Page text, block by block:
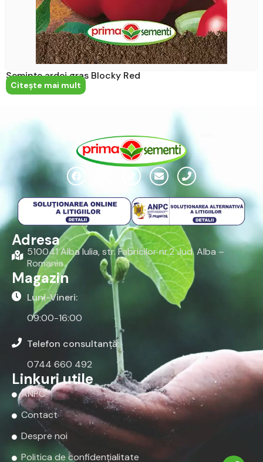
Semințe ardei gras Blocky Red
Citeşte mai mult
Adresa
510041 Alba Iulia, str. Fabricilor nr.2 Jud. Alba –
Romania
Magazin
Luni-Vineri:
09:00-16:00
Telefon consultanță:
0744 660 492
Linkuri utile
ANPC
Contact
Despre noi
Politica de confidențialitate